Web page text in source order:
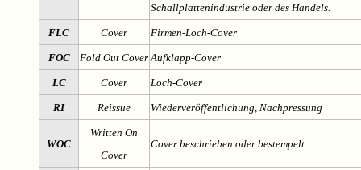
Schallplattenindustrie oder des Handels.
FLC Cover Firmen-Loch-Cover
FOC Fold Out Cover Aufklapp-Cover
LC Cover Loch-Cover
RI Reissue Wiederveröffentlichung, Nachpressung
WOC
Written On
Cover
Cover beschrieben oder bestempelt